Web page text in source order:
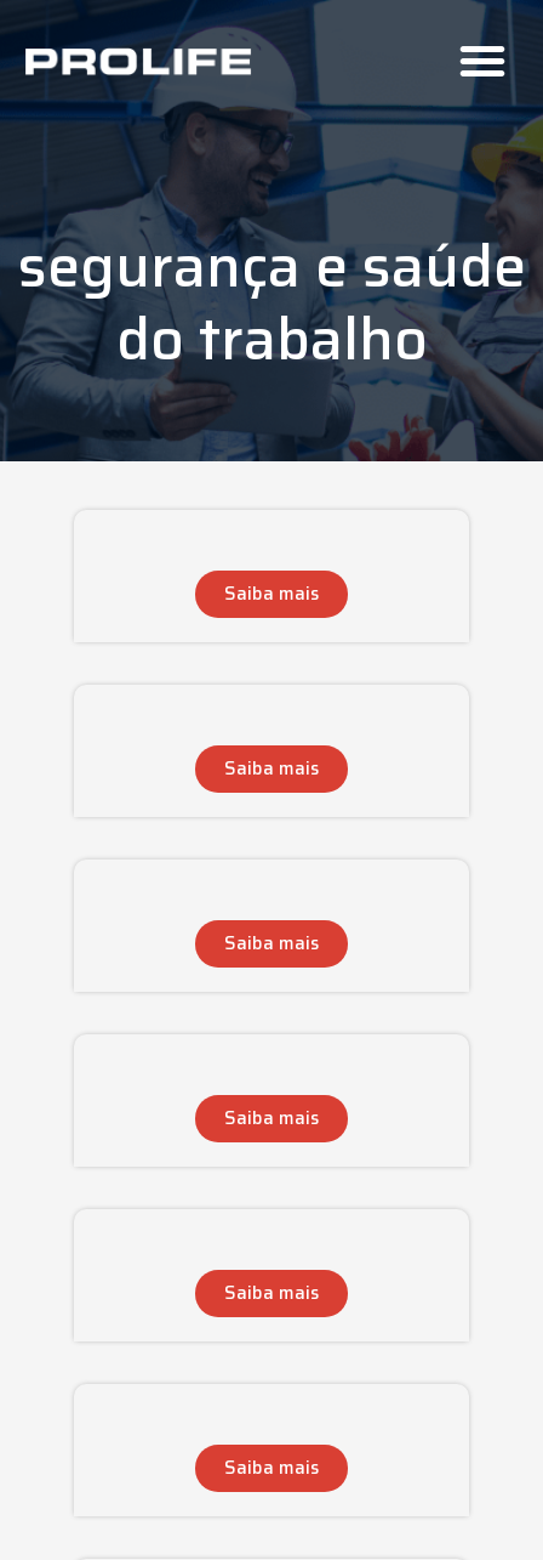
segurança e saúde
do trabalho
Saiba mais
Saiba mais
Saiba mais
Saiba mais
Saiba mais
Saiba mais